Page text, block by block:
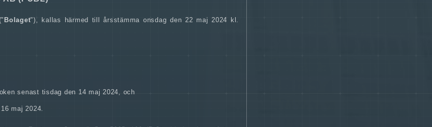
Bolaget"), kallas härmed till årsstämma onsdag den 22 maj 2024 kl.
senast tisdag den 14 maj 2024, och
maj 2024.